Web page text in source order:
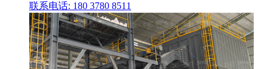
联系电话: 180 3780 8511